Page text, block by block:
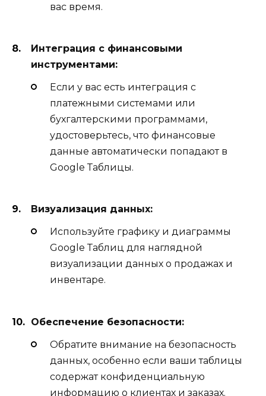
вас время.
Интеграция с финансовыми
инструментами:
Если у вас есть интеграция с
платежными системами или
бухгалтерскими программами,
удостоверьтесь, что финансовые
данные автоматически попадают в
Google Таблицы.
Визуализация данных:
Используйте графику и диаграммы
Google Таблиц для наглядной
визуализации данных о продажах и
инвентаре.
Обеспечение безопасности:
Обратите внимание на безопасность
данных, особенно если ваши таблицы
содержат конфиденциальную
информацию о клиентах и заказах.